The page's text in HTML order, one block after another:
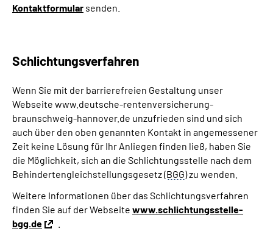
Kontaktformular senden.
Schlichtungsverfahren
Wenn Sie mit der barrierefreien Gestaltung unser
Webseite www.deutsche-rentenversicherung-
braunschweig-hannover.de unzufrieden sind und sich
auch über den oben genannten Kontakt in angemessener
Zeit keine Lösung für Ihr Anliegen finden ließ, haben Sie
die Möglichkeit, sich an die Schlichtungsstelle nach dem
Behindertengleichstellungsgesetz (BGG) zu wenden.
Weitere Informationen über das Schlichtungsverfahren
finden Sie auf der Webseite www.schlichtungsstelle-
bgg.de